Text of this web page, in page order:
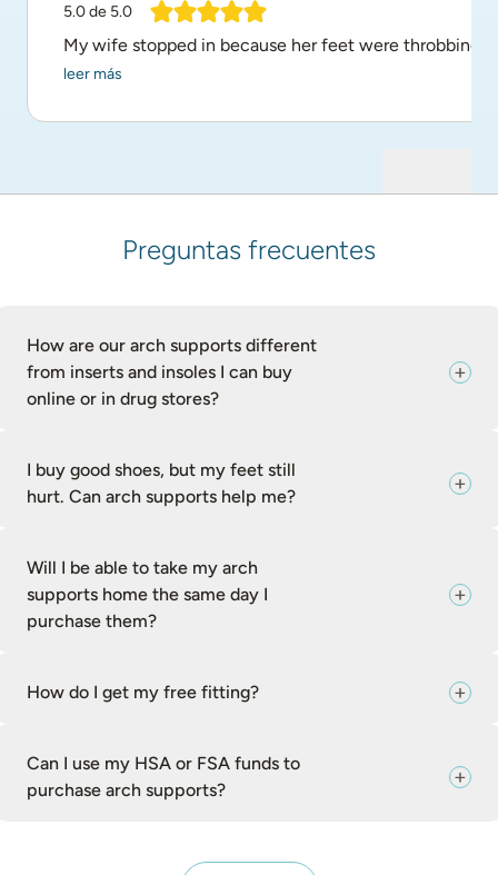
5.0de 5.0
My wife stopped in because her feet were throbbing.
leer más
Preguntas frecuentes
How are our arch supports different
from inserts and insoles I can buy
online or in drug stores?
I buy good shoes, but my feet still
hurt. Can arch supports help me?
Will I be able to take my arch
supports home the same day I
purchase them?
How do I get my free fitting?
Can I use my HSA or FSA funds to
purchase arch supports?